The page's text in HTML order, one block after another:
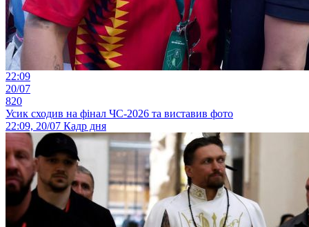
22:09
20/07
820
Усик сходив на фінал ЧС-2026 та виставив фото
22:09, 20/07 Кадр дня